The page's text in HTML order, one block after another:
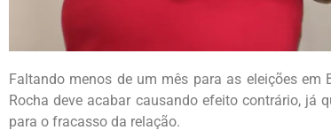
Faltando menos de um mês para as eleições
Rocha deve acabar causando efeito contrário, já
para o fracasso da relação.